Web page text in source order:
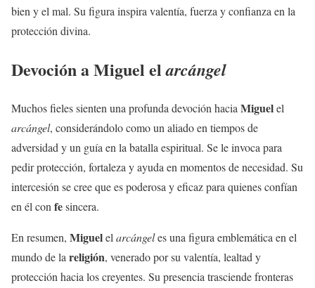
bien y el mal. Su figura inspira valentía, fuerza y confianza en la
protección divina.
Devoción aMiguel elarcángel
Muchos fieles sienten una profunda devoción hacia Miguelel
arcángel, considerándolo como un aliado en tiempos de
adversidad y un guía en la batalla espiritual. Se le invoca para
pedir protección, fortaleza y ayuda en momentos de necesidad. Su
intercesión se cree que es poderosa y eficaz para quienes confían
en él con fesincera.
En resumen, Miguelel arcángeles una figura emblemática en el
mundo de la religión, venerado por su valentía, lealtad y
protección hacia los creyentes. Su presencia trasciende fronteras